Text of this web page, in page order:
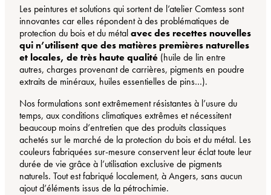
Les peintures et solutions qui sortent de l’atelier Comtess sont
innovantes car elles répondent à des problématiques de
protection du bois et du métalavec des recettes nouvelles
qui n’utilisent que des matières premières naturelles
et locales, de très haute qualité (huile de lin entre
autres, charges provenant de carrières, pigments en poudre
extraits de minéraux, huiles essentielles de pins…).
Nos formulations sont extrêmement résistantes à l’usure du
temps, aux conditions climatiques extrêmes et nécessitent
beaucoup moins d’entretien que des produits classiques
achetés sur le marché de la protection du bois et du métal. Les
couleurs fabriquées sur-mesure conservent leur éclat toute leur
durée de vie grâce à l’utilisation exclusive de pigments
naturels. Tout est fabriqué localement, à Angers, sans aucun
ajout d’éléments issus de la pétrochimie.